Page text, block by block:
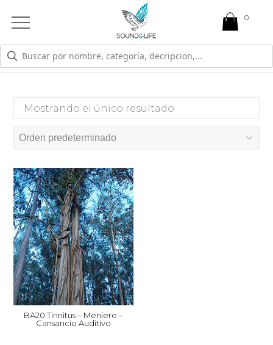
Open
Menu
PERDIDA DE VISIÓN
Mostrando el único resultado
BA20 Tinnitus – Meniere –
Cansancio Auditivo
0